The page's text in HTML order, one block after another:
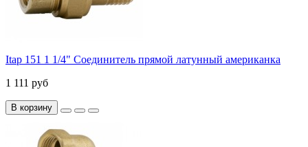
Itap 151 1 1/4" Соединитель прямой латунный американка
1 111 руб
В корзину